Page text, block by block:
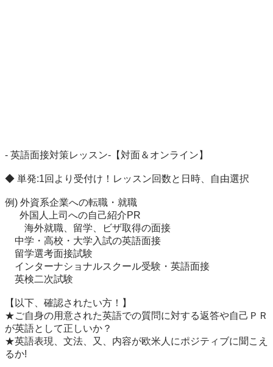
- 英語面接対策レッスン-【対面＆オンライン】
◆ 単発:1回より受付け！レッスン回数と日時、自由選択
例) 外資系企業への転職・就職
外国人上司への自己紹介PR
海外就職、留学、ビザ取得の面接
【以下、確認されたい方！】
★ご自身の用意された英語での質問に対する返答や自己ＰＲ
が英語として正しいか？
★英語表現、文法、又、内容が欧米人にポジティブに聞こえ
るか!